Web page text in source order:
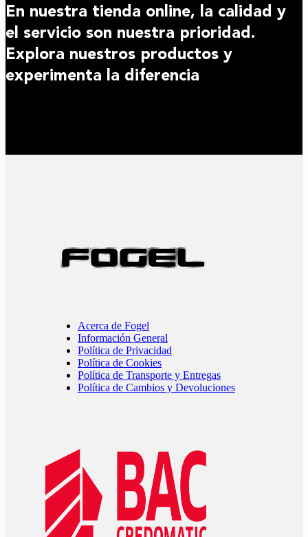
En nuestra tienda online, la calidad y
el servicio son nuestra prioridad.
Explora nuestros productos y
experimenta la diferencia
Acerca de Fogel
Información General
Política de Privacidad
Política de Cookies
Política de Transporte y Entregas
Política de Cambios y Devoluciones